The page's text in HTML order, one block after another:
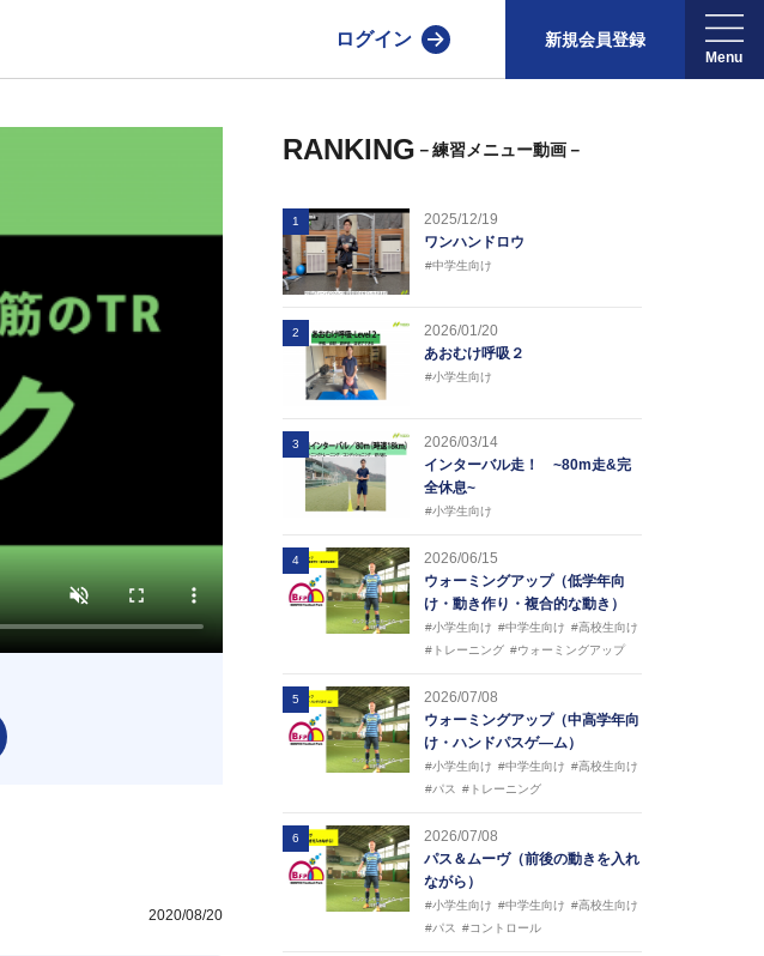
ログイン 新規会員登録
2020/08/20
RANKING －練習メニュー動画－
1
2025/12/19
ワンハンドロウ
#中学生向け
2
2026/01/20
あおむけ呼吸２
#小学生向け
3
2026/03/14
インターバル走！ ~80m走&完
全休息~
#小学生向け
4
2026/06/15
ウォーミングアップ（低学年向
け・動き作り・複合的な動き）
#小学生向け #中学生向け #高校生向け
#トレーニング #ウォーミングアップ
5
2026/07/08
ウォーミングアップ（中高学年向
け・ハンドパスゲ―ム）
#小学生向け #中学生向け #高校生向け
#パス
#トレーニング
6
2026/07/08
パス＆ムーヴ（前後の動きを入れ
ながら）
#小学生向け #中学生向け #高校生向け
#パス
#コントロール